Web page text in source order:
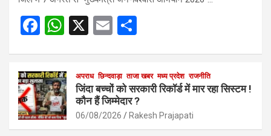
F
b
o
o
W
s
A
p
X
E
e
अपराध छिन्दवाड़ा ताजा खबर मध्य प्रदेश राजनीति
जिंदा बच्चों को सरकारी रिकॉर्ड में मार रहा सिस्टम !
कौन हैं जिम्मेदार ?
06/08/2026 Rakesh Prajapati